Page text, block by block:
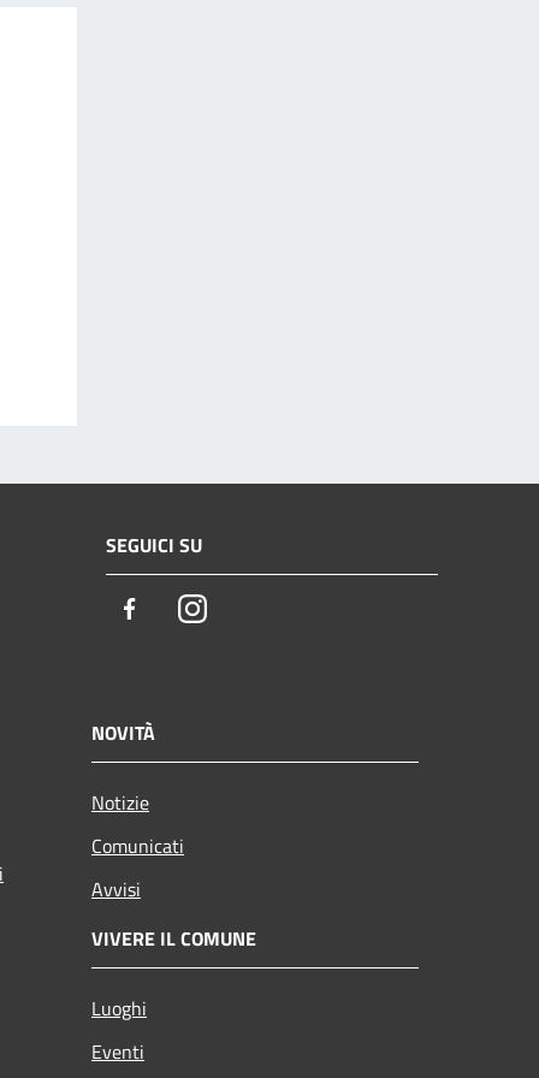
SEGUICI SU
FacebookInstagram
NOVITÀ
Notizie
Comunicati
Avvisi
VIVERE IL COMUNE
Luoghi
Eventi